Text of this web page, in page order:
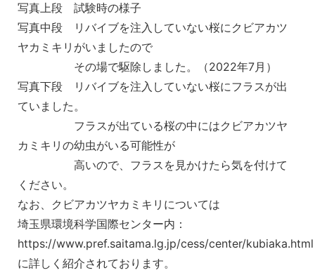
写真上段 試験時の様子
写真中段 リバイブを注入していない桜にクビアカツ
ヤカミキリがいましたので
その場で駆除しました。（2022年7月）
写真下段 リバイブを注入していない桜にフラスが出
ていました。
フラスが出ている桜の中にはクビアカツヤ
カミキリの幼虫がいる可能性が
高いので、フラスを見かけたら気を付けて
ください。
なお、クビアカツヤカミキリについては
埼玉県環境科学国際センター内：
https://www.pref.saitama.lg.jp/cess/center/kubiaka.html
に詳しく紹介されております。